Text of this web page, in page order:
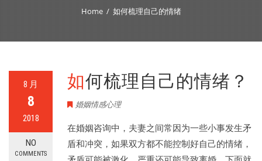
Home 如何梳理自己的情绪
8 月
8
2018
NO
COMMENTS
如何梳理自己的情绪？
婚姻情感心理
在婚姻咨询中，夫妻之间常因为一些小事发生矛
盾和冲突，如果双方都不能控制好自己的情绪，